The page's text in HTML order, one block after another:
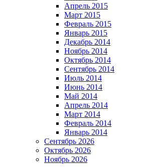
Апрель 2015
Март 2015
Февраль 2015
Январь 2015
Декабрь 2014
Ноябрь 2014
Октябрь 2014
Сентябрь 2014
Июль 2014
Июнь 2014
Май 2014
Апрель 2014
Март 2014
Февраль 2014
Январь 2014
Сентябрь 2026
Октябрь 2026
Ноябрь 2026